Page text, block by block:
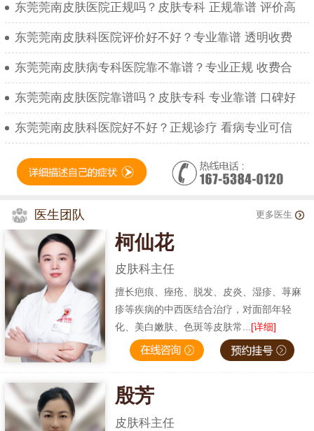
东莞莞南皮肤医院正规吗？皮肤专科 正规靠谱 评价高
东莞莞南皮肤科医院评价好不好？专业靠谱 透明收费
东莞莞南皮肤病专科医院靠不靠谱？专业正规 收费合
东莞莞南皮肤医院靠谱吗？皮肤专科 专业靠谱 口碑好
东莞莞南皮肤科医院好不好？正规诊疗 看病专业可信
医生团队 更多医生
柯仙花
皮肤科主任
擅长疤痕、痤疮、脱发、皮炎、湿疹、荨麻
疹等疾病的中西医结合治疗，对面部年轻
化、美白嫩肤、色斑等皮肤常... [详细]
殷芳
皮肤科主任